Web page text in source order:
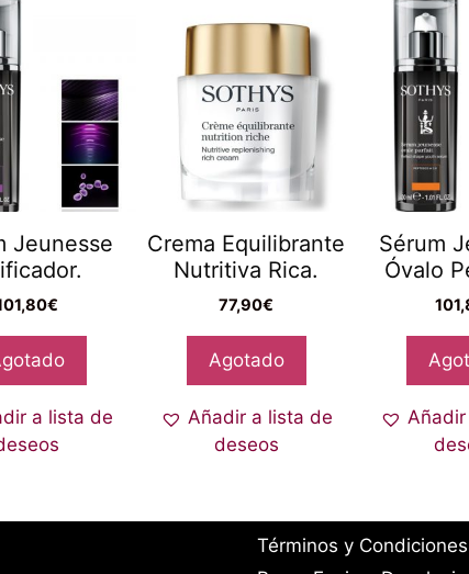
Jeunesse
€
a lista de
Crema Equilibrante
Nutritiva Rica.
77,90€
Agotado
Añadir a lista de
deseos
Sérum
Óvalo
Términos y Condiciones